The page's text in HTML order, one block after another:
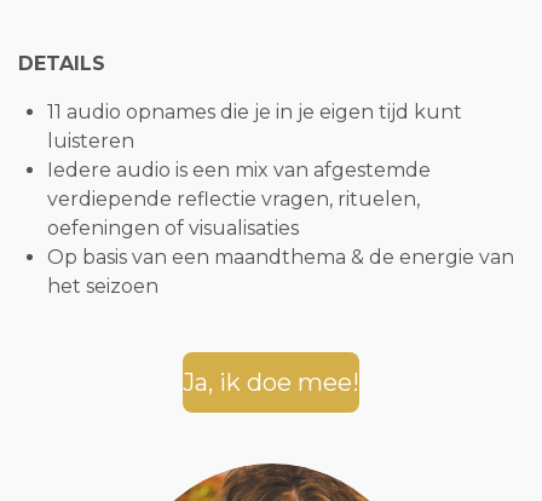
DETAILS
11 audio opnames die je in je eigen tijd kunt
luisteren
Iedere audio is een mix van afgestemde
verdiepende reflectie vragen, rituelen,
oefeningen of visualisaties
Op basis van een maandthema & de energie van
het seizoen
Ja, ik doe mee!